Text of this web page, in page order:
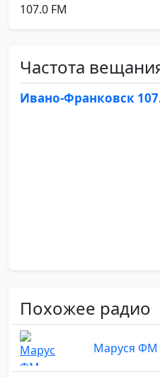
107.0 FM
Частота
Ивано-Франковск
Похожее радио
Маруся ФМ